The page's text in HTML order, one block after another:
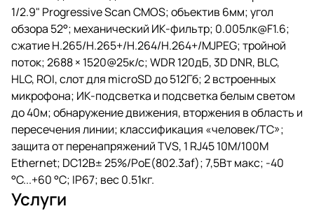
DC12В± 25%/PoE(802.3af); 7,5Вт
макс; -40 °C...+60 °C; IP67; вес
0.51кг.
1/2.9" Progressive Scan CMOS; объектив 6мм; угол
обзора 52°; механический ИК-фильтр; 0.005лк@F1.6;
сжатие H.265/H.265+/H.264/H.264+/MJPEG; тройной
поток; 2688 × 1520@25к/с; WDR 120дБ, 3D DNR, BLC,
HLC, ROI, слот для microSD до 512Гб; 2 встроенных
микрофона; ИК-подсветка и подсветка белым светом
до 40м; обнаружение движения, вторжения в область и
пересечения линии; классификация «человек/ТС»;
защита от перенапряжений TVS, 1 RJ45 10M/100M
Ethernet; DC12В± 25%/PoE(802.3af); 7,5Вт макс; -40
°C...+60 °C; IP67; вес 0.51кг.
Услуги